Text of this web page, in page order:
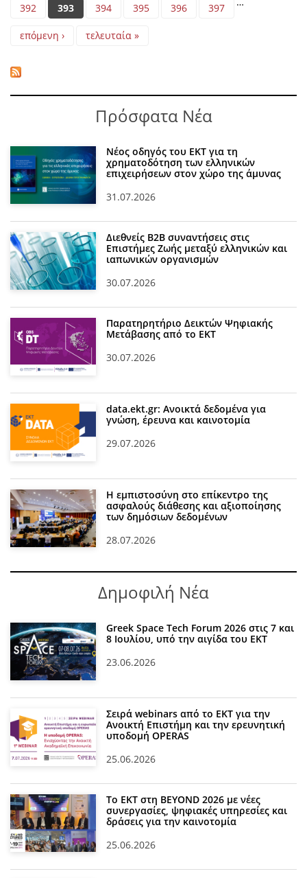
392 393 394 395 396 397
επόμενη › τελευταία »
Πρόσφατα Νέα
Νέος οδηγός του ΕΚΤ για τη
χρηματοδότηση των ελληνικών
επιχειρήσεων στον χώρο της άμυνας
31.07.2026
Διεθνείς Β2Β συναντήσεις στις
Επιστήμες Ζωής μεταξύ ελληνικών και
ιαπωνικών οργανισμών
30.07.2026
Παρατηρητήριο Δεικτών Ψηφιακής
Μετάβασης από το ΕΚΤ
30.07.2026
data.ekt.gr: Ανοικτά δεδομένα για
γνώση, έρευνα και καινοτομία
29.07.2026
Η εμπιστοσύνη στο επίκεντρο της
ασφαλούς διάθεσης και αξιοποίησης
των δημόσιων δεδομένων
28.07.2026
Δημοφιλή Νέα
Greek Space Tech Forum 2026 στις 7 και
8 Ιουλίου, υπό την αιγίδα του ΕΚΤ
23.06.2026
Σειρά webinars από το ΕΚΤ για την
Ανοικτή Επιστήμη και την ερευνητική
υποδομή OPERAS
25.06.2026
Το ΕΚΤ στη BEYOND 2026 με νέες
συνεργασίες, ψηφιακές υπηρεσίες και
δράσεις για την καινοτομία
25.06.2026